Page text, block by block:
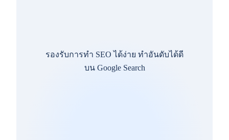
รองรับการทำ SEO ได้ง่าย ทำอันดับได้ดี
บน Google Search